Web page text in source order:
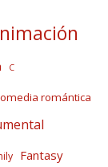
C
romántica
Fantasy